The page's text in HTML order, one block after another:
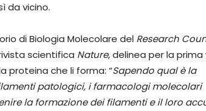
da vicino.
di Biologia Molecolare del Research
scientifica Nature, delinea per la
proteina che li forma: “Sapendo qual è la
patologici, i farmacologi molecolari
la formazione dei filamenti e il loro